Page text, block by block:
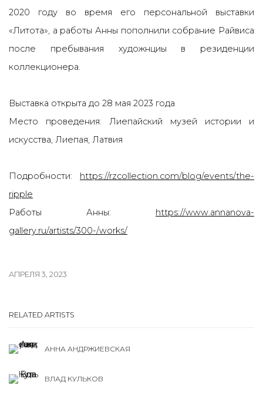
2020 году во время его персональной выставки
«Литота», а работы Анны пополнили собрание Райвиса
после пребывания художнциы в резиденции
коллекционера.
Выставка открыта до 28 мая 2023 года
Место проведения: Лиепайский музей истории и
искусства, Лиепая, Латвия
Подробности: https://rzcollection.com/blog/events/the-
ripple
Работы Анны: https://www.annanova-
gallery.ru/artists/300-/works/
АПРЕЛЯ 3, 2023
RELATED ARTISTS
АННА АНДРЖИЕВСКАЯ
ВЛАД КУЛЬКОВ